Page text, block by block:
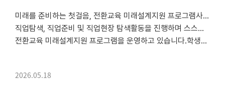
미래를 준비하는 첫걸음, 전환교육 미래설계지원 프로그램사랑합니다~능력키움팀 김하정사회복지사입니다.중마장애인복지관에서는 지역 내 고등학교 특수학급 장애청소년을 대상으로
직업탐색, 직업준비 및 직업현장 탐색활동을 진행하며 스스로의 진로를 이해하고 미래를 준비할 수 있도록
전환교육 미래설계지원 프로그램을 운영하고 있습니다.학생들이 다양한 직업과 근로환경을 경...
2026.05.18